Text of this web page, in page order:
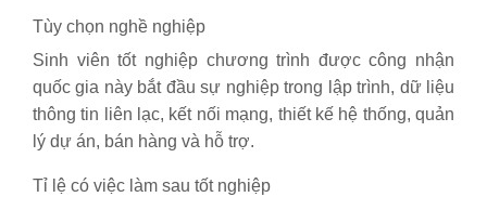
Tùy chọn nghề nghiệp
Sinh viên tốt nghiệp chương trình được công nhận
quốc gia này bắt đầu sự nghiệp trong lập trình, dữ liệu
thông tin liên lạc, kết nối mạng, thiết kế hệ thống, quản
lý dự án, bán hàng và hỗ trợ.
Tỉ lệ có việc làm sau tốt nghiệp